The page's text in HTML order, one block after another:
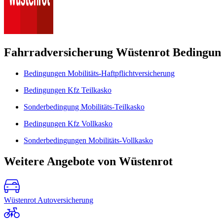
Fahrradversicherung Wüstenrot
Bedingungen Mobilitäts-Haftpflichtversicherung
Bedingungen Kfz Teilkasko
Sonderbedingung Mobilitäts-Teilkasko
Bedingungen Kfz Vollkasko
Sonderbedingungen Mobilitäts-Vollkasko
Weitere Angebote von Wüstenrot
Wüstenrot Autoversicherung